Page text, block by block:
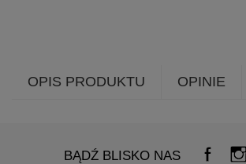
OPIS PRODUKTU OPINIE
BĄDŹ BLISKO NAS